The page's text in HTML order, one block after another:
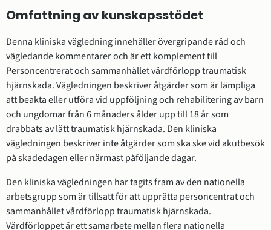
Omfattning av kunskapsstödet
Denna kliniska vägledning innehåller övergripande råd och
vägledande kommentarer och är ett komplement till
Personcentrerat och sammanhållet vårdförlopp traumatisk
hjärnskada. Vägledningen beskriver åtgärder som är lämpliga
att beakta eller utföra vid uppföljning och rehabilitering av barn
och ungdomar från 6 månaders ålder upp till 18 år som
drabbats av lätt traumatisk hjärnskada. Den kliniska
vägledningen beskriver inte åtgärder som ska ske vid akutbesök
på skadedagen eller närmast påföljande dagar.
Den kliniska vägledningen har tagits fram av den nationella
arbetsgrupp som är tillsatt för att upprätta personcentrat och
sammanhållet vårdförlopp traumatisk hjärnskada.
Vårdförloppet är ett samarbete mellan flera nationella